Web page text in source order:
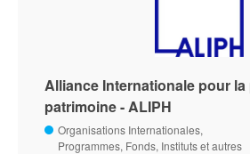
Alliance Internationale pour
patrimoine - ALIPH
Organisations Internationales,
Programmes, Fonds, Instituts et autres